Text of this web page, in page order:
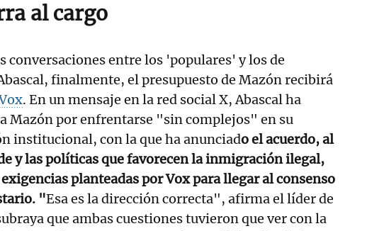
al cargo
conversaciones entre los 'populares' y los de
finalmente, el presupuesto de Mazón recibirá
. En un mensaje en la red social X, Abascal ha
Mazón por enfrentarse "sin complejos" en su
institucional, con la que ha anunciado el acuerdo, al
y las políticas que favorecen la inmigración ilegal,
exigencias planteadas por Vox para llegar al consenso
"Esa es la dirección correcta", afirma el líder de
que ambas cuestiones tuvieron que ver con la